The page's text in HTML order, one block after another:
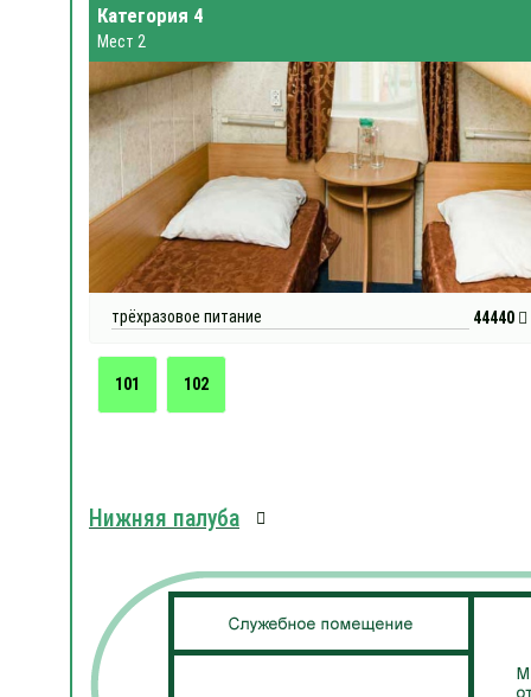
Категория 4
Мест 2
трёхразовое питание 44440
101 102
Нижняя палуба